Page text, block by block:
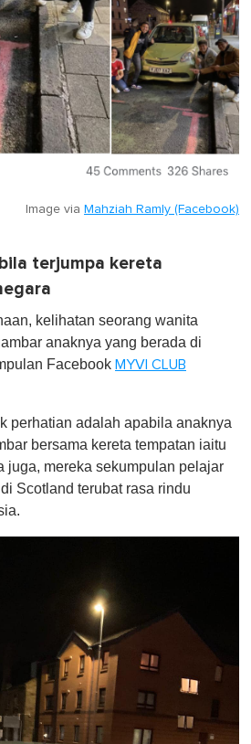
Image via Mahziah Ramly (Facebook)
terjumpa kereta
kelihatan seorang wanita
anaknya yang berada di
Facebook MYVI CLUB
perhatian adalah apabila anaknya
bersama kereta tempatan iaitu
juga, mereka sekumpulan pelajar
Scotland terubat rasa rindu